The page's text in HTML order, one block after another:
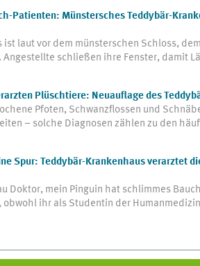
Patienten: Münstersches Teddybär-
laut vor dem münsterschen Schloss,
schließen ihre Fenster, damit
Plüschtiere: Neuauflage des
Pfoten, Schwanzflossen und
– solche Diagnosen zählen zu den
Spur: Teddybär-Krankenhaus verarztet
Doktor, mein Pinguin hat schlimmes
obwohl ihr als Studentin der